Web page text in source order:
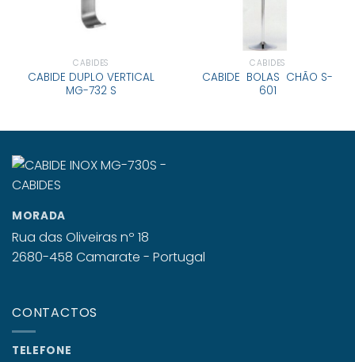
CABIDES
CABIDE DUPLO VERTICAL
MG-732 S
CABIDES
CABIDE BOLAS CHÃO S-
601
MORADA
Rua das Oliveiras nº 18
2680-458 Camarate - Portugal
CONTACTOS
TELEFONE